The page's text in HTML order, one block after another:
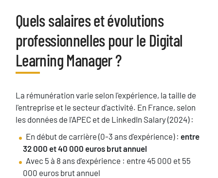
Titre
Quels salaires et évolutions
professionnelles pour le Digital
Learning Manager ?
Texte
La rémunération varie selon l'expérience, la taille de
l'entreprise et le secteur d'activité. En France, selon
les données de l'APEC et de LinkedIn Salary (2024) :
En début de carrière (0-3 ans d'expérience) : entre
32 000 et 40 000 euros brut annuel
Avec 5 à 8 ans d'expérience : entre 45 000 et 55
000 euros brut annuel